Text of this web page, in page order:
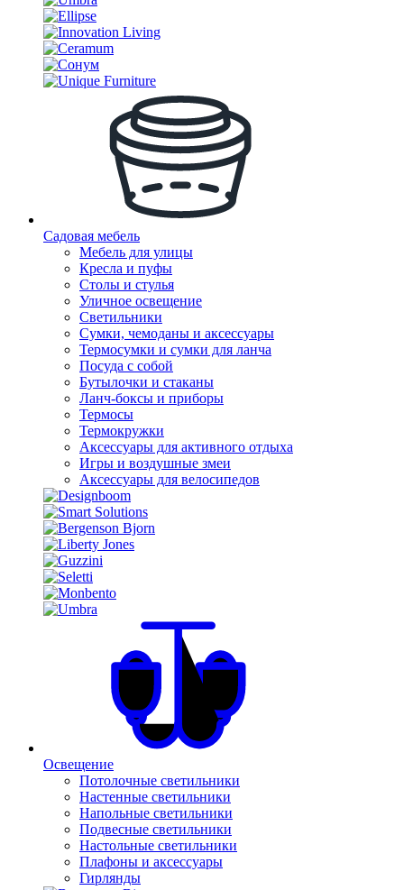
Садовая мебель
Мебель для улицы
Кресла и пуфы
Столы и стулья
Уличное освещение
Светильники
Сумки, чемоданы и аксессуары
Термосумки и сумки для ланча
Посуда с собой
Бутылочки и стаканы
Ланч-боксы и приборы
Термосы
Термокружки
Аксессуары для активного отдыха
Игры и воздушные змеи
Аксессуары для велосипедов
Освещение
Потолочные светильники
Настенные светильники
Напольные светильники
Подвесные светильники
Настольные светильники
Плафоны и аксессуары
Гирлянды